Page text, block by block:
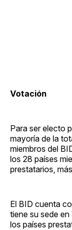
Votación
Para ser electo
mayoría de la
miembros del
los 28 países
prestatarios,
El BID cuenta
tiene su sede
los países